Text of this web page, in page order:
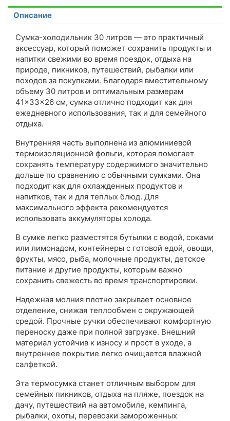
Описание
Сумка-холодильник 30 литров — это практичный
аксессуар, который поможет сохранить продукты и
напитки свежими во время поездок, отдыха на
природе, пикников, путешествий, рыбалки или
походов за покупками. Благодаря вместительному
объему 30 литров и оптимальным размерам
41×33×26 см, сумка отлично подходит как для
ежедневного использования, так и для семейного
отдыха.
Внутренняя часть выполнена из алюминиевой
термоизоляционной фольги, которая помогает
сохранять температуру содержимого значительно
дольше по сравнению с обычными сумками. Она
подходит как для охлажденных продуктов и
напитков, так и для теплых блюд. Для
максимального эффекта рекомендуется
использовать аккумуляторы холода.
В сумке легко разместятся бутылки с водой, соками
или лимонадом, контейнеры с готовой едой, овощи,
фрукты, мясо, рыба, молочные продукты, детское
питание и другие продукты, которым важно
сохранить свежесть во время транспортировки.
Надежная молния плотно закрывает основное
отделение, снижая теплообмен с окружающей
средой. Прочные ручки обеспечивают комфортную
переноску даже при полной загрузке. Внешний
материал устойчив к износу и прост в уходе, а
внутреннее покрытие легко очищается влажной
салфеткой.
Эта термосумка станет отличным выбором для
семейных пикников, отдыха на пляже, поездок на
дачу, путешествий на автомобиле, кемпинга,
рыбалки, охоты, перевозки замороженных